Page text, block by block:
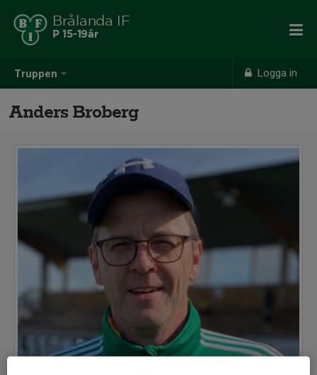
Truppen Logga in
Brålanda IF
P 15-19år
Anders Broberg